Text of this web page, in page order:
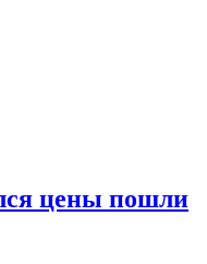
цены пошли